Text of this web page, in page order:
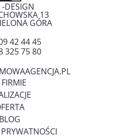
-DESIGN
13
GÓRA
42 44 45
325 75 80
BLOG